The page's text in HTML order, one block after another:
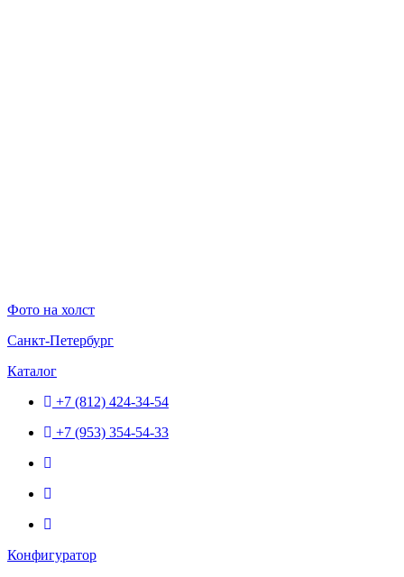
Фото на холст
Санкт-Петербург
Каталог
+7 (812) 424-34-54
+7 (953) 354-54-33
Конфигуратор